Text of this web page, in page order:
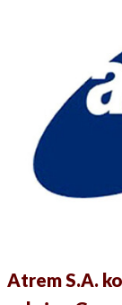
Atrem S.A.